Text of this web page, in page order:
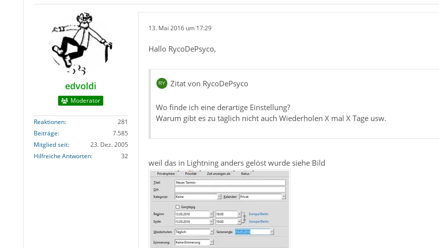
edvoldi
Moderator
Reaktionen
281
Beiträge
7.585
Mitglied seit
23. Dez. 2005
Hilfreiche Antworten
32
13. Mai 2016 um 17:29
Hallo RycoDePsyco,
Zitat von RycoDePsyco
Wo finde ich eine derartige Einstellung?
Warum gibt es zu täglich nicht auch Wiederholen X mal X Tage usw.
weil das in Lightning anders gelöst wurde siehe Bild